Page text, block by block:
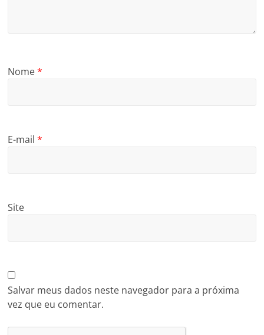
Nome*
E-mail*
Site
Salvar meus dados neste navegador para a próxima
vez que eu comentar.